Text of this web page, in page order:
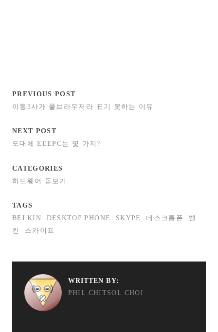
PREVIOUS POST
이통3사가 풀브라우저라 표기 못하는 이유
NEXT POST
도대체 EEEPC는 몇 가지?
CATEGORIES
하드웨어 돋보기
TAGS
BELKIN
DESKTOP PHONE SKYPE 데스크톱폰
벨
킨
스카이프
WRITTEN BY:
PHIL CHITSOL CHOI